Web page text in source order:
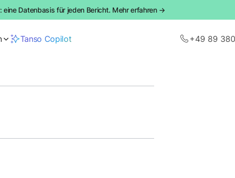
eine Datenbasis für jeden Bericht. Mehr erfahren →
Tanso Copilot +49 89